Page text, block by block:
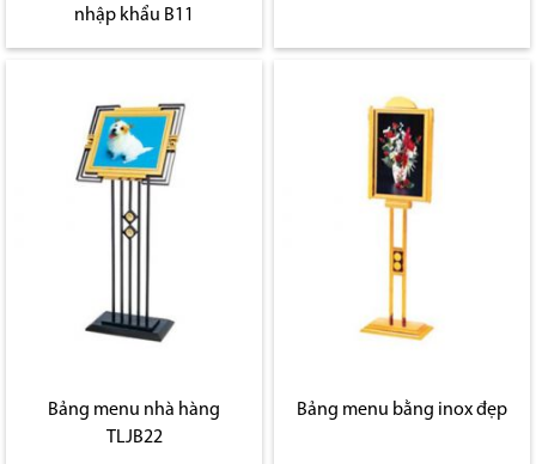
nhập khẩu B11
Bảng menu nhà hàng
TLJB22
Bảng menu bằng inox đẹp